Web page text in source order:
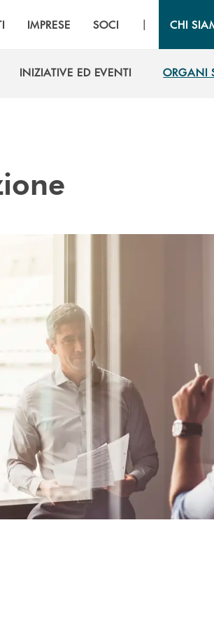
IMPRESE SOCI | CHI
INIZIATIVE ED EVENTI
ORGANI